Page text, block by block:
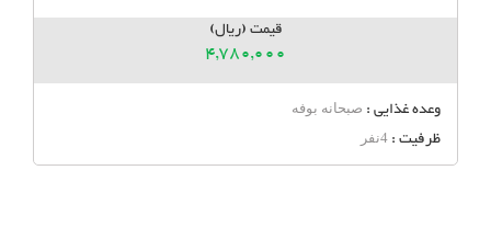
قیمت (ریال)
4,780,000
وعده غذایی : صبحانه بوفه
ظرفیت : 4نفر